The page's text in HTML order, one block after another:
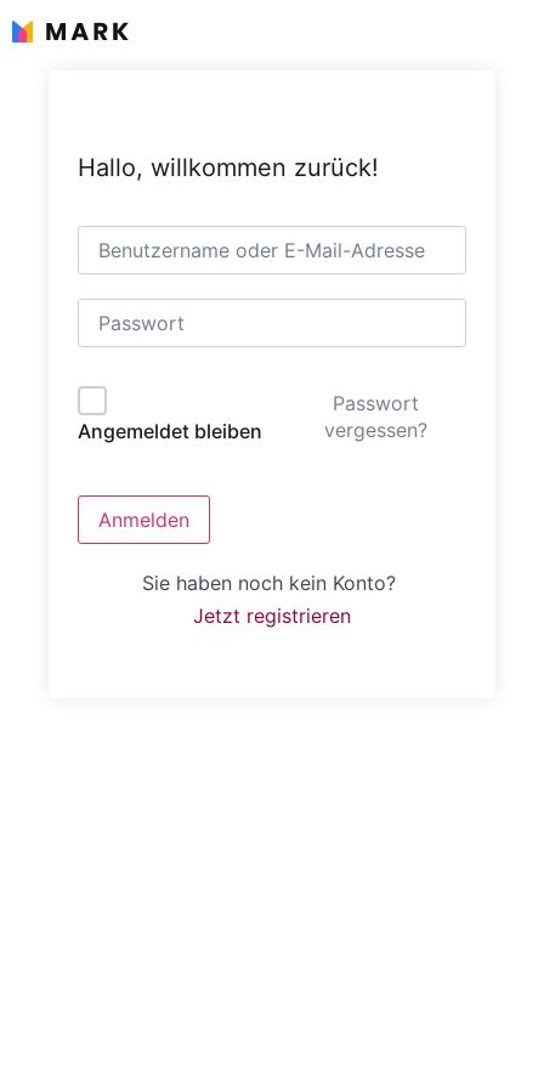
Inhalt
Hallo, willkommen zurück!
Angemeldet bleiben
Passwort
vergessen?
Anmelden
Sie haben noch kein Konto?
Jetzt registrieren